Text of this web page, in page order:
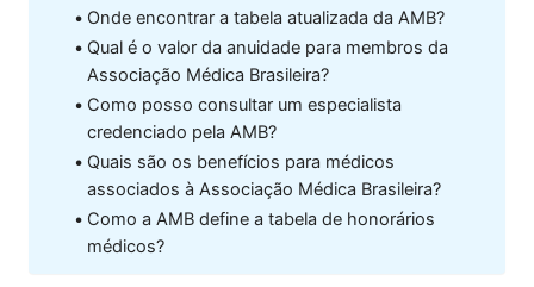
Onde encontrar a tabela atualizada da AMB?
Qual é o valor da anuidade para membros da
Associação Médica Brasileira?
Como posso consultar um especialista
credenciado pela AMB?
Quais são os benefícios para médicos
associados à Associação Médica Brasileira?
Como a AMB define a tabela de honorários
médicos?